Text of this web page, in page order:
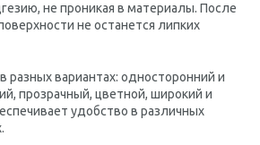
не проникая в материалы. После
не останется липких
разных вариантах: односторонний и
прозрачный, цветной, широкий и
удобство в различных